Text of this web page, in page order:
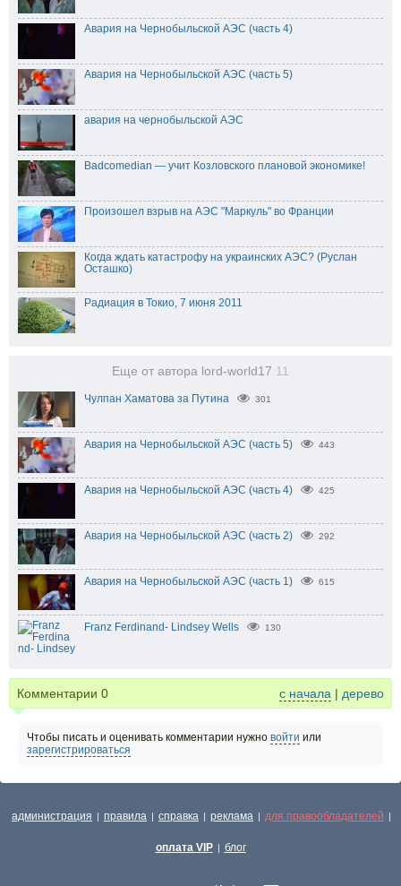
Авария на Чернобыльской АЭС (часть 4)
Авария на Чернобыльской АЭС (часть 5)
авария на чернобыльской АЭС
Badcomedian — учит Козловского плановой экономике!
Произошел взрыв на АЭС "Маркуль" во Франции
Когда ждать катастрофу на украинских АЭС? (Руслан
Осташко)
Радиация в Токио, 7 июня 2011
Еще от автора lord-world17 11
Чулпан Хаматова за Путина 301
Авария на Чернобыльской АЭС (часть 5) 443
Авария на Чернобыльской АЭС (часть 4) 425
Авария на Чернобыльской АЭС (часть 2) 292
Авария на Чернобыльской АЭС (часть 1) 615
Franz Ferdinand- Lindsey Wells 130
Комментарии 0 с начала | дерево
Чтобы писать и оценивать комментарии нужно войти или
зарегистрироваться
администрация | правила | справка | реклама | для правообладателей |
оплата VIP | блог